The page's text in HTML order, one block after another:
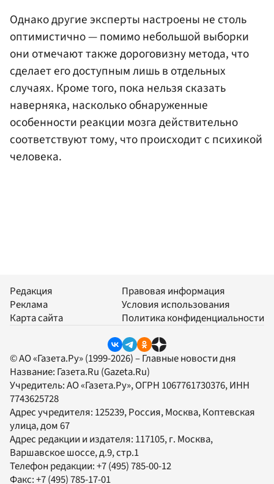
Однако другие эксперты настроены не столь
оптимистично — помимо небольшой выборки
они отмечают также дороговизну метода, что
сделает его доступным лишь в отдельных
случаях. Кроме того, пока нельзя сказать
наверняка, насколько обнаруженные
особенности реакции мозга действительно
соответствуют тому, что происходит с психикой
человека.
Редакция
Реклама
Карта сайта
Правовая информация
Условия использования
Политика конфиденциальности
© АО «Газета.Ру» (1999-2026) – Главные новости дня
Название: Газета.Ru (Gazeta.Ru)
Учредитель:АО «Газета.Ру», ОГРН 1067761730376, ИНН
7743625728
Адрес учредителя: 125239, Россия, Москва, Коптевская
улица, дом 67
Адрес редакции и издателя: 117105, г. Москва,
Варшавское шоссе, д.9, стр.1
Телефон редакции:+7 (495) 785-00-12
Факс:+7 (495) 785-17-01